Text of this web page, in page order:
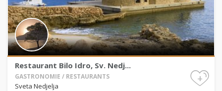
Restaurant Bilo Idro, Sv. Nedj...
GASTRONOMIE / RESTAURANTS
Sveta Nedjelja
+